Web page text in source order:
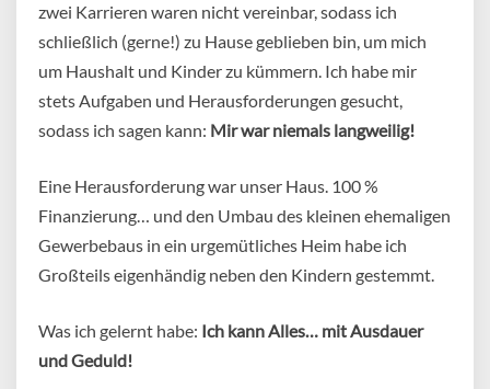
zwei Karrieren waren nicht vereinbar, sodass ich
schließlich (gerne!) zu Hause geblieben bin, um mich
um Haushalt und Kinder zu kümmern. Ich habe mir
stets Aufgaben und Herausforderungen gesucht,
sodass ich sagen kann: Mir war niemals langweilig!
Eine Herausforderung war unser Haus. 100 %
Finanzierung… und den Umbau des kleinen ehemaligen
Gewerbebaus in ein urgemütliches Heim habe ich
Großteils eigenhändig neben den Kindern gestemmt.
Was ich gelernt habe: Ich kann Alles… mit Ausdauer
und Geduld!